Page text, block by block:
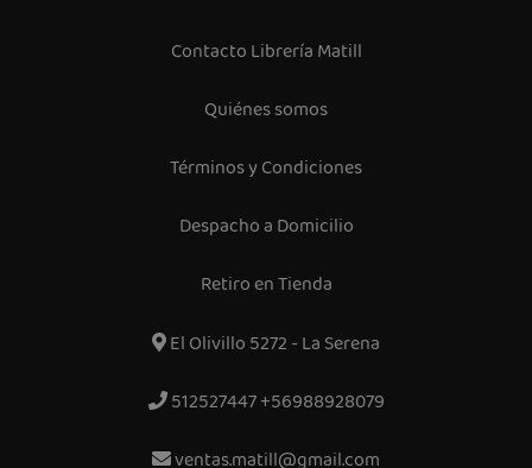
Contacto Librería Matill
Quiénes somos
Términos y Condiciones
Despacho a Domicilio
Retiro en Tienda
El Olivillo 5272 - La Serena
512527447 +56988928079
ventas.matill@gmail.com